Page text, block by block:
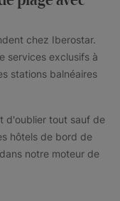
chez Iberostar.
services exclusifs à
stations balnéaires
d'oublier tout sauf de
hôtels de bord de
notre moteur de